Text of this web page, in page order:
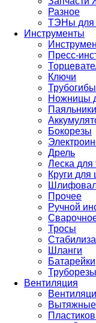
Разное
ТЭНы для
Инструменты
Пресс-
Ключи
Трубогибы
Ножницы
Бокорезы
Дрель
Леска
Круги
Прочее
Ручной
Тросы
Шланги
Батарейки
Вентиляция
Вытяжные